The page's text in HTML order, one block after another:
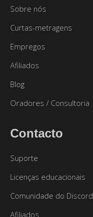
Sobre nós
Curtas-metragens
Empregos
Afiliados
Blog
Oradores / Consultoria
Contacto
Suporte
Licenças educacionais
Comunidade do Discord
Afiliados